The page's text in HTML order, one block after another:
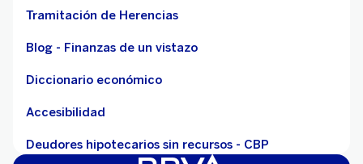
Tramitación de Herencias
Blog - Finanzas de un vistazo
Diccionario económico
Accesibilidad
Deudores hipotecarios sin recursos - CBP